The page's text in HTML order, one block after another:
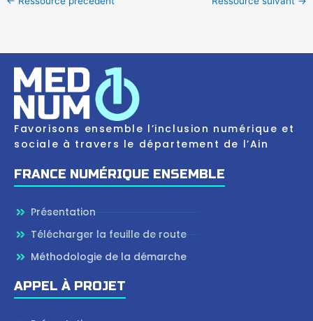
Favorisons ensemble l’inclusion numérique et
sociale à travers le département de l’Ain
FRANCE NUMÉRIQUE ENSEMBLE
Présentation
Télécharger la feuille de route
Méthodologie de la démarche
APPEL À PROJET